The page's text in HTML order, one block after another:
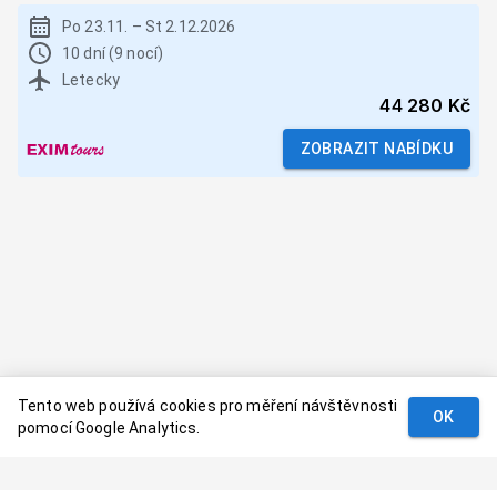
Po 23.11. – St 2.12.2026
10 dní (9 nocí)
Letecky
44 280 Kč
ZOBRAZIT NABÍDKU
Tento web používá cookies pro měření návštěvnosti
pomocí Google Analytics.
OK